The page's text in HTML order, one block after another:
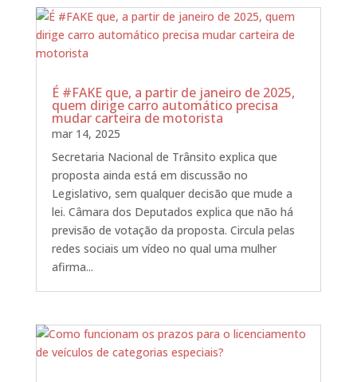
É #FAKE que, a partir de janeiro de 2025,
quem dirige carro automático precisa
mudar carteira de motorista
mar 14, 2025
Secretaria Nacional de Trânsito explica que
proposta ainda está em discussão no
Legislativo, sem qualquer decisão que mude a
lei. Câmara dos Deputados explica que não há
previsão de votação da proposta. Circula pelas
redes sociais um vídeo no qual uma mulher
afirma...